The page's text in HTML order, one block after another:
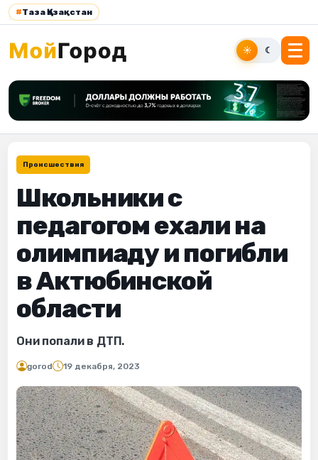
#Таза Қазақстан
☀ ☾
Происшествия
Школьники с
педагогом ехали на
олимпиаду и погибли
в Актюбинской
области
Они попали в ДТП.
gorod 19 декабря, 2023